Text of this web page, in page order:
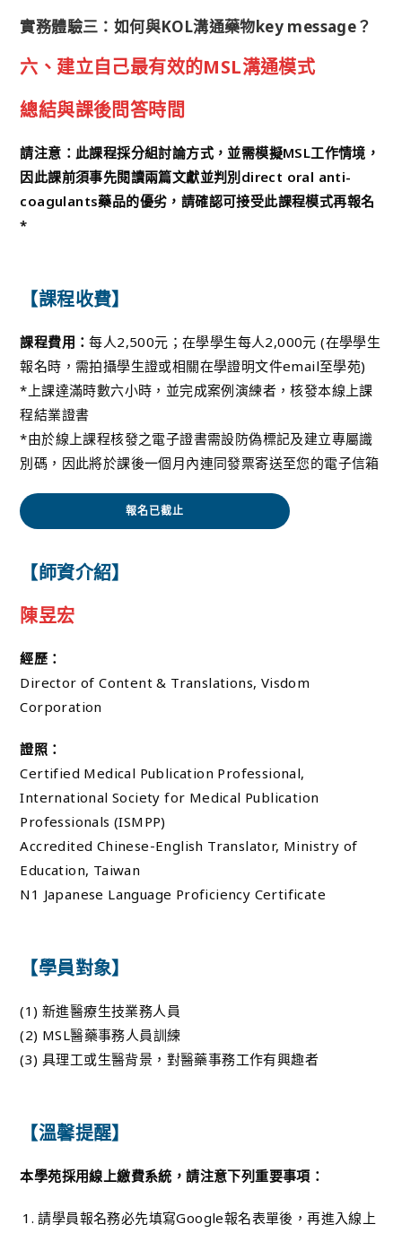
實務體驗三：如何與KOL溝通藥物key message？
六、建立自己最有效的MSL溝通模式
總結與課後問答時間
請注意：此課程採分組討論方式，並需模擬MSL工作情境，
因此課前須事先閱讀兩篇文獻並判別direct oral anti-
coagulants藥品的優劣，請確認可接受此課程模式再報名
*
【課程收費】
課程費用：每人2,500元；在學學生每人2,000元 (在學學生
報名時，需拍攝學生證或相關在學證明文件email至學苑)
*上課達滿時數六小時，並完成案例演練者，核發本線上課
程結業證書
*由於線上課程核發之電子證書需設防偽標記及建立專屬識
別碼，因此將於課後一個月內連同發票寄送至您的電子信箱
報名已截止
【師資介紹】
陳昱宏
經歷：
Director of Content & Translations, Visdom
Corporation
證照：
Certified Medical Publication Professional,
International Society for Medical Publication
Professionals (ISMPP)
Accredited Chinese-English Translator, Ministry of
Education, Taiwan
N1 Japanese Language Proficiency Certificate
【學員對象】
(1) 新進醫療生技業務人員
(2) MSL醫藥事務人員訓練
(3) 具理工或生醫背景，對醫藥事務工作有興趣者
【溫馨提醒】
本學苑採用線上繳費系統，請注意下列重要事項：
請學員報名務必先填寫Google報名表單後，再進入線上